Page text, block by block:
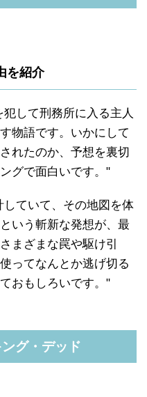
を紹介
して刑務所に入る主人
物語です。いかにして
れたのか、予想を裏切
グで面白いです。"
ていて、その地図を体
いう斬新な発想が、最
まざまな罠や駆け引
ってなんとか逃げ切る
おもしろいです。"
グ・デッド